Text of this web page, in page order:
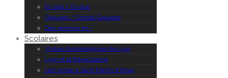
En solo / En duo
Groupes / Grands Groupes
Des services en +
Scolaires
Visites chronologiques de Lyon
Lyon et la Renaissance
L’art roman à Saint Martin d’Ainay